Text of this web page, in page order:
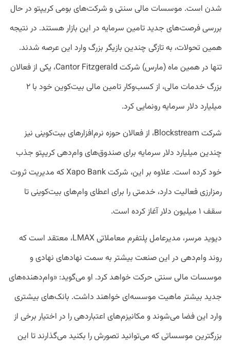
شدن است. موسسات مالی سنتی و شرکت‌های بومی کریپتو در حال
بررسی فرصت‌های جدید تامین سرمایه در این بازار هستند. در نتیجه
همین تحولات، به تازگی چندین بازیگر بزرگ وارد این عرصه شدند.
تنها در همین ماه (مارس) شرکت Cantor Fitzgerald، یکی از فعالان
بزرگ خدمات مالی، از کسب‌وکار تامین مالی بیت‌کوین خود با ۲
میلیارد دلار سرمایه رونمایی کرد.
شرکت Blockstream، از فعالان حوزه نرم‌افزارهای بیت‌کوینی نیز
چندین میلیارد دلار سرمایه برای صندوق‌های وام‌دهی کریپتو جذب
خود کرده است. علاوه بر این، شرکت Xapo Bank که مدیریت ثروت
رمزارزی فعالیت دارد، خدمتی را برای اعطای وام‌های بیت‌کوینی تا
سقف ۱ میلیون دلار آغاز کرده است.
دیوید مرسر، مدیرعامل پلتفرم معاملاتی LMAX، معتقد است که
روند وام‌دهی در این صنعت بیشتر به سمت نهادهای نهادی و
موسسات مالی سنتی حرکت خواهد کرد. او می‌گوید: «وام‌دهنده‌های
جدید بیشتر ماهیت موسسه‌ای خواهند داشت. بانک‌های بیشتری
وارد این فضا می‌شوند و مکانیزم‌های اعتباردهی را در اختیار برخی از
بزرگترین موسساتی که می‌توانید تصورش را بکنید می‌گذارند تا این